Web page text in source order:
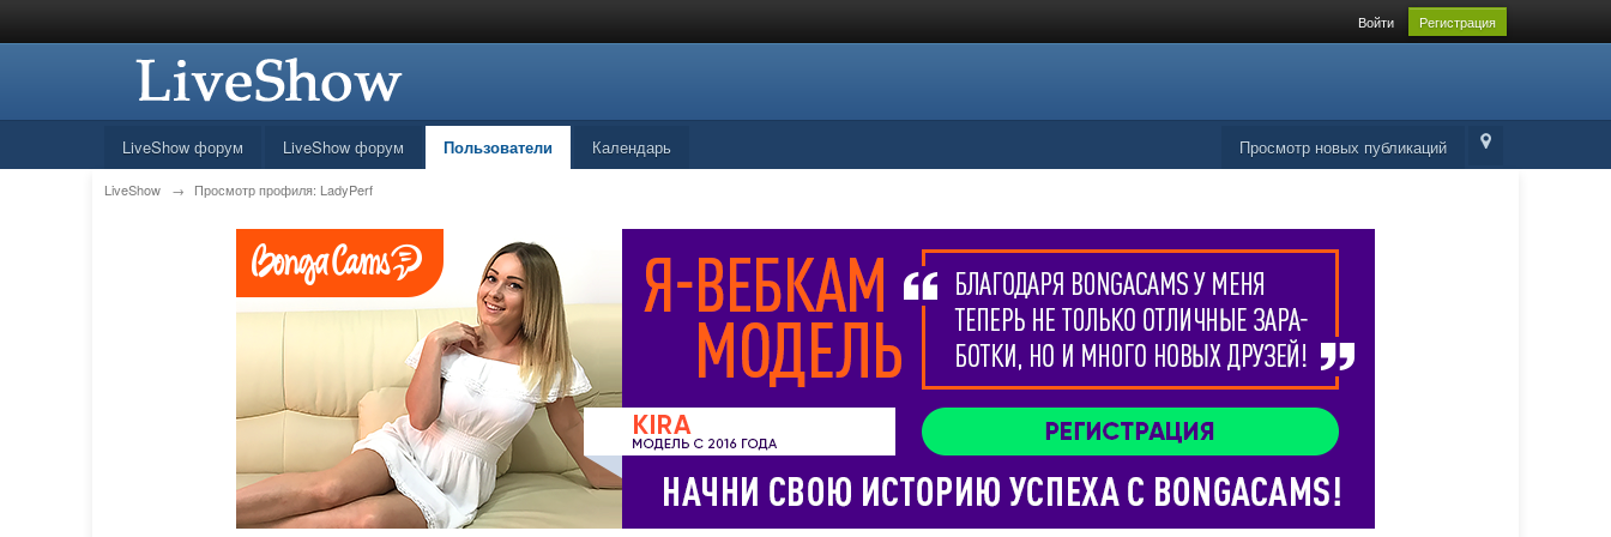
Войти Регистрация
Просмотр новых публикаций
LiveShow форум LiveShow форум Пользователи Календарь
LiveShow → Просмотр профиля: LadyPerf